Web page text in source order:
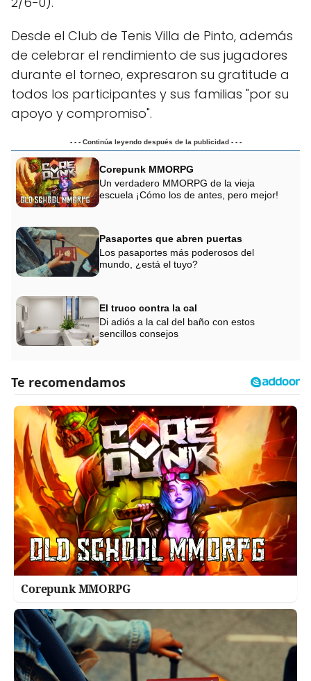
Desde el Club de Tenis Villa de Pinto, además
de celebrar el rendimiento de sus jugadores
durante el torneo, expresaron su gratitude a
todos los participantes y sus familias "por su
apoyo y compromiso".
- - - Continúa leyendo después de la publicidad - - -
Corepunk MMORPG
Un verdadero MMORPG de la vieja
escuela ¡Cómo los de antes, pero mejor!
Pasaportes que abren puertas
Los pasaportes más poderosos del
mundo, ¿está el tuyo?
El truco contra la cal
Di adiós a la cal del baño con estos
sencillos consejos
Corepunk MMORPG